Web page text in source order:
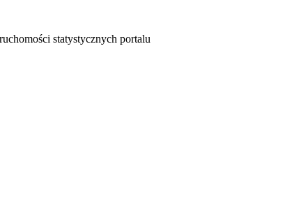
statystycznych portalu